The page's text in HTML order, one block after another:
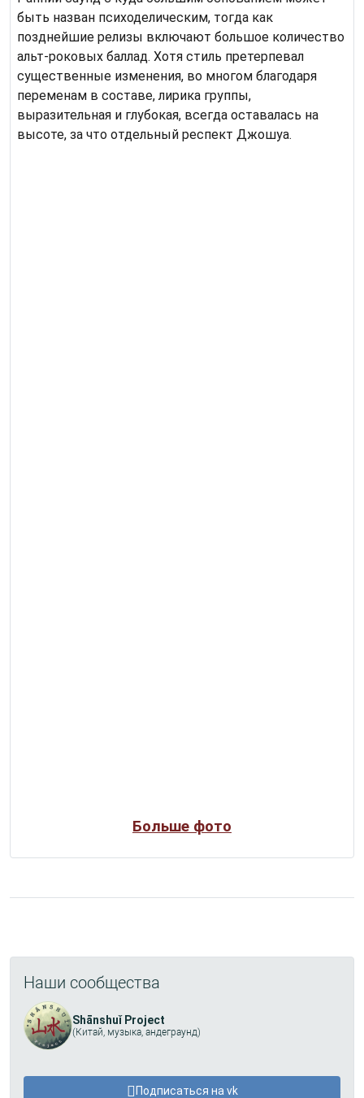
быть назван психоделическим, тогда как
позднейшие релизы включают большое количество
альт-роковых баллад. Хотя стиль претерпевал
существенные изменения, во многом благодаря
переменам в составе, лирика группы,
выразительная и глубокая, всегда оставалась на
высоте, за что отдельный респект Джошуа.
Больше фото
Наши сообщества
Shānshuǐ Project
(Китай, музыка, андеграунд)
Подписаться на vk